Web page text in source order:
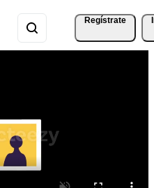
Regístrate